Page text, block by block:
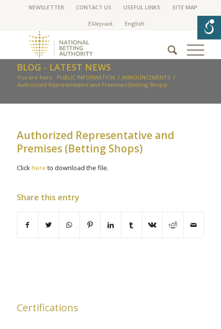
NEWSLETTER CONTACT US USEFUL LINKS SITE MAP
BLOG - LATEST NEWS
You are here: PUBLIC INFORMATION / ANNOUNCEMENTS /
Authorized Representative and Premises (Betting Shops)
Authorized Representative and
Premises (Betting Shops)
Clickhere to download the file.
Share this entry
Certifications